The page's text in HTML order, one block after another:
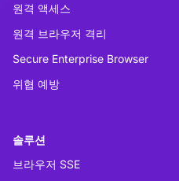
원격 액세스
원격 브라우저 격리
Secure Enterprise Browser
위협 예방
솔루션
브라우저 SSE